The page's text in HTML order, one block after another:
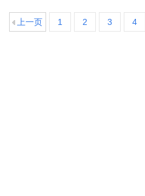
上一页 1 2 3 4